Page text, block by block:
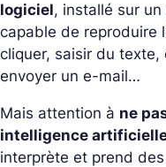
logiciel, installé sur
capable de reproduire
cliquer, saisir du
envoyer un e-mail…
Mais attention à ne
intelligence
interprète et prend